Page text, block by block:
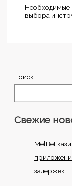
Необходимые
выбора
Поиск
Свежие
MelBet
задержек